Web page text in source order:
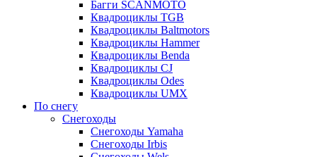
Багги SCANMOTO
Квадроциклы TGB
Квадроциклы Baltmotors
Квадроциклы Hammer
Квадроциклы Benda
Квадроциклы CJ
Квадроциклы Odes
Квадроциклы UMX
По снегу
Снегоходы
Снегоходы Yamaha
Снегоходы Irbis